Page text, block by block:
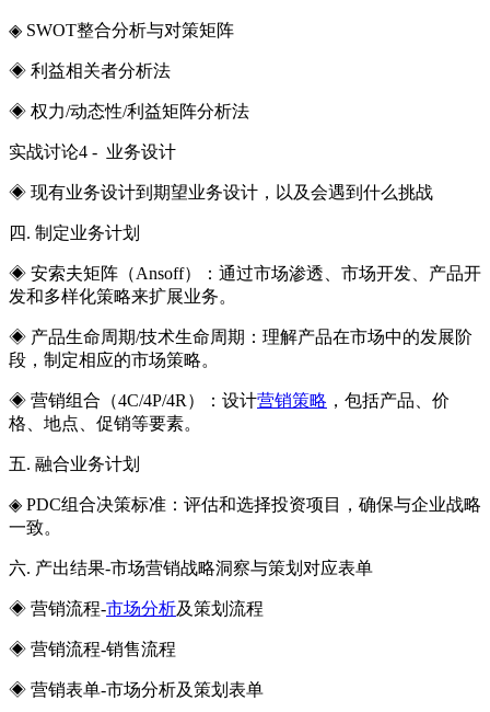
◈ SWOT整合分析与对策矩阵
◈ 利益相关者分析法
◈ 权力/动态性/利益矩阵分析法
实战讨论4 - 业务设计
◈ 现有业务设计到期望业务设计，以及会遇到什么挑战
四. 制定业务计划
◈ 安索夫矩阵（Ansoff）：通过市场渗透、市场开发、产品开
发和多样化策略来扩展业务。
◈ 产品生命周期/技术生命周期：理解产品在市场中的发展阶
段，制定相应的市场策略。
◈ 营销组合（4C/4P/4R）：设计营销策略 ，包括产品、价
格、地点、促销等要素。
五. 融合业务计划
◈ PDC组合决策标准：评估和选择投资项目，确保与企业战略
一致。
六. 产出结果-市场营销战略洞察与策划对应表单
◈ 营销流程-市场分析及策划流程
◈ 营销流程-销售流程
◈ 营销表单-市场分析及策划表单